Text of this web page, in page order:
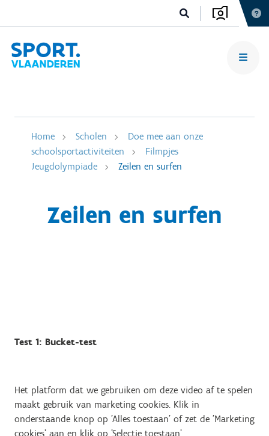
Home Scholen
Doe mee aan onze
schoolsportactiviteiten
Filmpjes
Jeugdolympiade
Zeilen en surfen
Zeilen en surfen
Test 1: Bucket-test
Het platform dat we gebruiken om deze video af te spelen
maakt gebruik van marketing cookies. Klik in
onderstaande knop op 'Alles toestaan' of zet de 'Marketing
cookies' aan en klik op 'Selectie toestaan'.